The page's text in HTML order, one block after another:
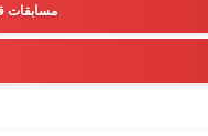
مسابقات